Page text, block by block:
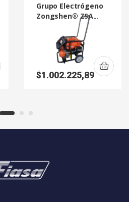
Grupo Electrógeno
Zongshen® ZSA
2500 E 2,0 KVA
$1.002.225,89